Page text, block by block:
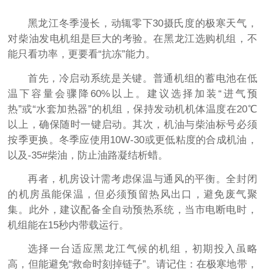
黑龙江冬季漫长，动辄零下30摄氏度的极寒天气，
对柴油发电机组是巨大的考验。在黑龙江选购机组，不
能只看功率，更要看“抗冻”能力。
首先，冷启动系统是关键。普通机组的蓄电池在低
温下容量会骤降60%以上。建议选择加装“进气预
热”或“水套加热器”的机组，保持发动机机体温度在20℃
以上，确保随时一键启动。其次，机油与柴油标号必须
按季更换。冬季应使用10W-30或更低粘度的合成机油，
以及-35#柴油，防止油路凝结析蜡。
再者，机房设计需考虑保温与通风的平衡。全封闭
的机房虽能保温，但必须预留热风出口，避免废气聚
集。此外，建议配备全自动预热系统，当市电断电时，
机组能在15秒内带载运行。
选择一台适应黑龙江气候的机组，初期投入虽略
高，但能避免“救命时刻掉链子”。请记住：在极寒地带，